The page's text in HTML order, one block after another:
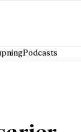
Podcasts